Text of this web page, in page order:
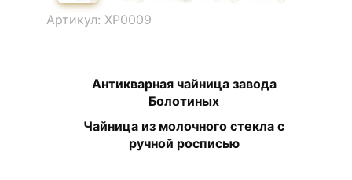
Антикварная чайница завода
Болотиных
Чайница из молочного стекла с
ручной росписью
Артикул: ХР0009